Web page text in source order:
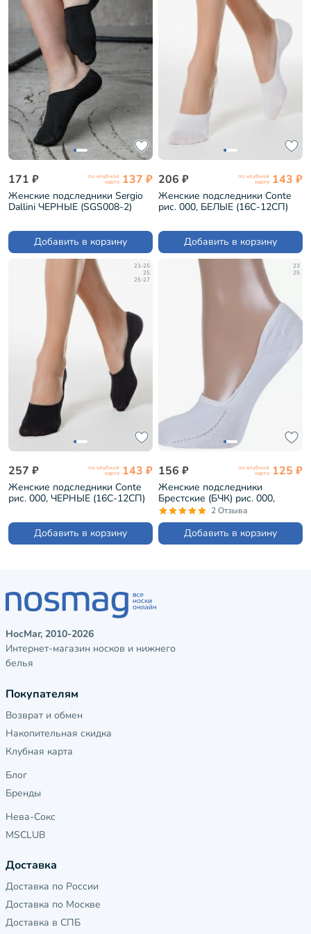
171 ₽ по клубной
карте 137 ₽
Женские подследники Sergio
Dallini ЧЕРНЫЕ (SGS008-2)
Добавить в корзину
206 ₽ по клубной
карте 143 ₽
Женские подследники Conte
рис. 000, БЕЛЫЕ (16С-12СП)
Добавить в корзину
23-25
25
25-27
257 ₽ по клубной
карте 143 ₽
Женские подследники Conte
рис. 000, ЧЕРНЫЕ (16С-12СП)
Добавить в корзину
23
25
156 ₽ по клубной
карте 125 ₽
Женские подследники
Брестские (БЧК) рис. 000,
БЕЛЫЕ (18С1319)
2 Отзыва
Добавить в корзину
НосМаг, 2010-2026
Интернет-магазин носков и нижнего
белья
Покупателям
Возврат и обмен
Накопительная скидка
Клубная карта
Блог
Бренды
Нева-Сокс
MSCLUB
Доставка
Доставка по России
Доставка по Москве
Доставка в СПБ